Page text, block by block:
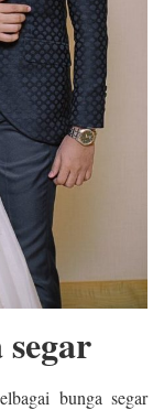
bunga segar